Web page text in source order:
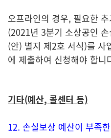
오프라인의 경우, 필요한
(2021년 3분기 소상공인
(안) 별지 제2호 서식)를 사
에 제출하여 신청해야 합니
기타(예산, 콜센터 등)
12. 손실보상 예산이 부족